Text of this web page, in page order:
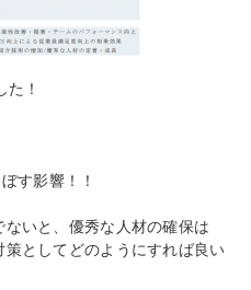
！
す影響！！
いと、優秀な人材の確保は
としてどのようにすれば良い